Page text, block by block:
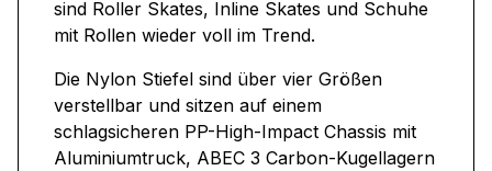
sind Roller Skates, Inline Skates und Schuhe
mit Rollen wieder voll im Trend.
Die Nylon Stiefel sind über vier Größen
verstellbar und sitzen auf einem
schlagsicheren PP-High-Impact Chassis mit
Aluminiumtruck, ABEC 3 Carbon-Kugellagern